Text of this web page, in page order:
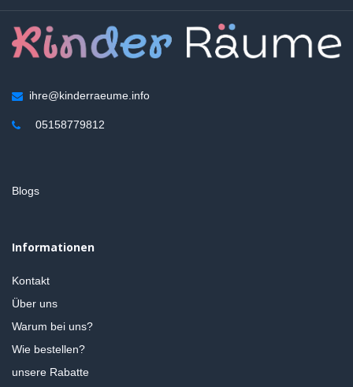
ihre@kinderraeume.info
05158779812
Blogs
Informationen
Kontakt
Über uns
Warum bei uns?
Wie bestellen?
unsere Rabatte